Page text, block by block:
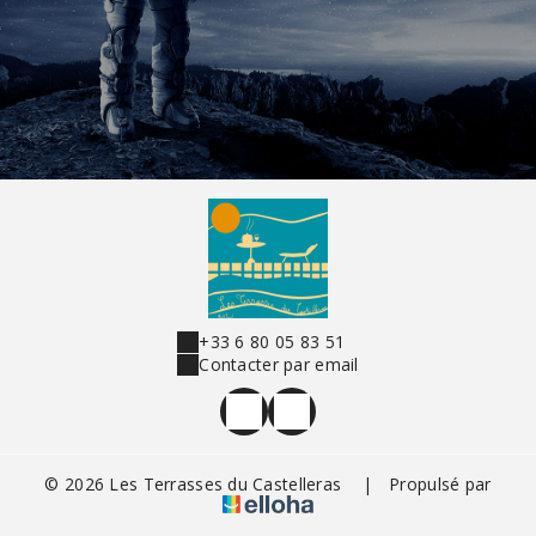
+33 6 80 05 83 51
Contacter par email
© 2026 Les Terrasses du Castelleras | Propulsé par